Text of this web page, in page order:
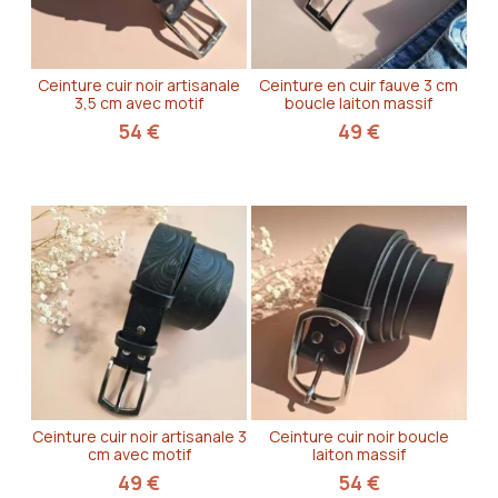
Ceinture cuir noir artisanale
3,5 cm avec motif
54€
Ceinture en cuir fauve 3 cm
boucle laiton massif
49 €
Ceinture cuir noir artisanale 3
cm avec motif
49€
Ceinture cuir noir boucle
laiton massif
54 €